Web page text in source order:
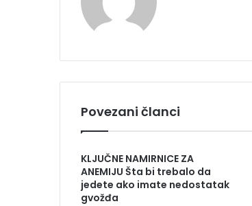
Povezani članci
KLJUČNE NAMIRNICE ZA
ANEMIJU Šta bi trebalo da
jedete ako imate nedostatak
gvožđa